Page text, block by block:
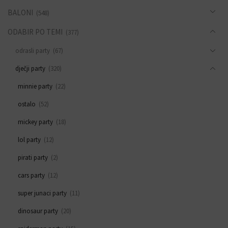
BALONI (548)
ODABIR PO TEMI (377)
odrasli party (67)
dječji party (320)
minnie party (22)
ostalo (52)
mickey party (18)
lol party (12)
pirati party (2)
cars party (12)
super junaci party (11)
dinosaur party (20)